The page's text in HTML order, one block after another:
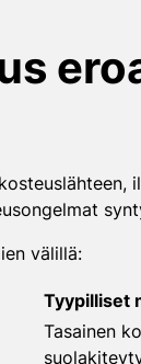
välillä:
Tyypilliset
Tasainen